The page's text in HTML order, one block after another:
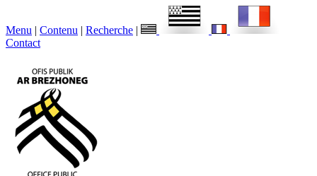
Menu | Contenu | Recherche |
Contact